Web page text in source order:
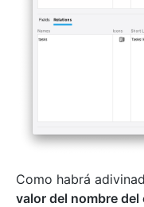
Como habrá
valor del nombre del